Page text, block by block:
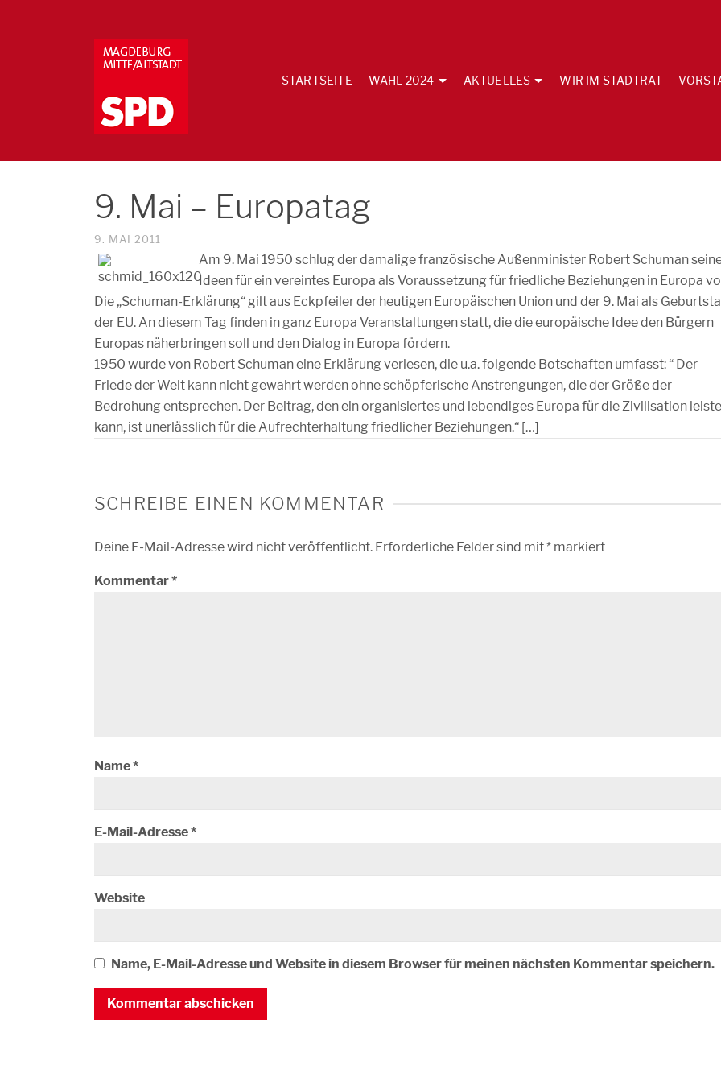
STARTSEITE WAHL 2024 AKTUELLES WIR IM STADTRAT
9. Mai – Europatag
9. MAI 2011
Am 9. Mai 1950 schlug der damalige französische Außenminister Robert Schuman
Ideen für ein vereintes Europa als Voraussetzung für friedliche Beziehungen in Europa
Die „Schuman-Erklärung“ gilt aus Eckpfeiler der heutigen Europäischen Union und der 9. Mai als
der EU. An diesem Tag finden in ganz Europa Veranstaltungen statt, die die europäische Idee den Bürgern
Europas näherbringen soll und den Dialog in Europa fördern.
1950 wurde von Robert Schuman eine Erklärung verlesen, die u.a. folgende Botschaften umfasst: “ Der
Friede der Welt kann nicht gewahrt werden ohne schöpferische Anstrengungen, die der Größe der
Bedrohung entsprechen. Der Beitrag, den ein organisiertes und lebendiges Europa für die Zivilisation
kann, ist unerlässlich für die Aufrechterhaltung friedlicher Beziehungen.“ […]
SCHREIBE EINEN KOMMENTAR
Deine E-Mail-Adresse wird nicht veröffentlicht. Erforderliche Felder sind mit* markiert
Kommentar*
Name*
E-Mail-Adresse*
Website
Name, E-Mail-Adresse und Website in diesem Browser für meinen nächsten Kommentar speichern.